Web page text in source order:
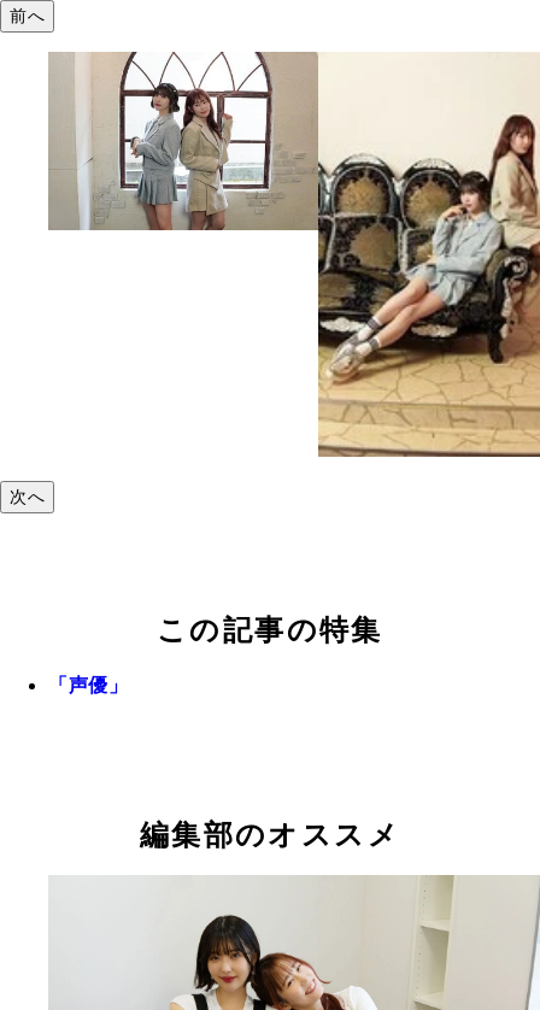
前へ
次へ
この記事の特集
「声優」
編集部のオススメ